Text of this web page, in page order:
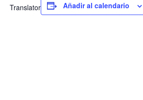
Translator Añadir al calendario